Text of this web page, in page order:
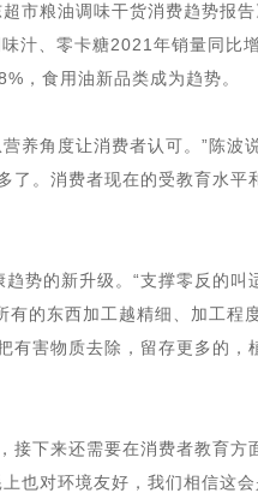
市粮油调味干货消费趋势报告
汁、零卡糖2021年销量同比
，食用油新品类成为趋势。
养角度让消费者认可。”陈波
了。消费者现在的受教育水平
势的新升级。“支撑零反的叫
有的东西加工越精细、加工程
有害物质去除，留存更多的，
接下来还需要在消费者教育方
也对环境友好，我们相信这